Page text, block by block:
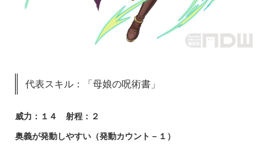
代表スキル：「母娘の呪術書」
威力：１４ 射程：２
奥義が発動しやすい（発動カウント－１）